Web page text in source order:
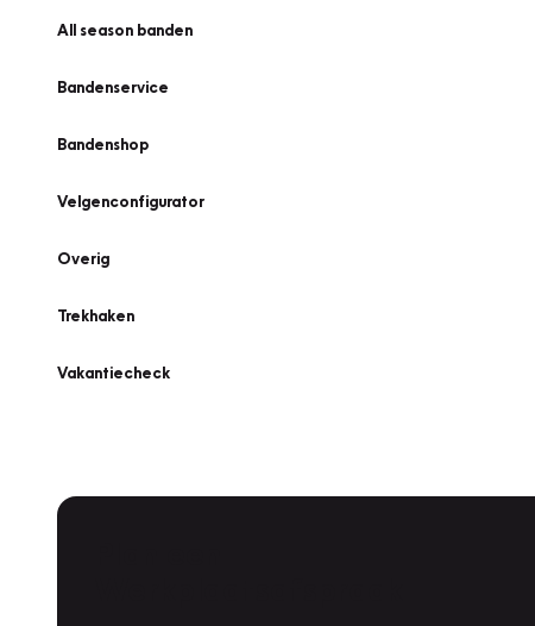
All season banden
Bandenservice
Bandenshop
Velgenconfigurator
Overig
Trekhaken
Vakantiecheck